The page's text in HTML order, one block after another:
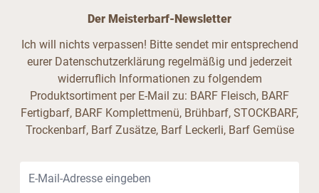
Der Meisterbarf-Newsletter
Ich will nichts verpassen! Bitte sendet mir entsprechend
eurer Datenschutzerklärung regelmäßig und jederzeit
widerruflich Informationen zu folgendem
Produktsortiment per E-Mail zu: BARF Fleisch, BARF
Fertigbarf, BARF Komplettmenü, Brühbarf, STOCKBARF,
Trockenbarf, Barf Zusätze, Barf Leckerli, Barf Gemüse